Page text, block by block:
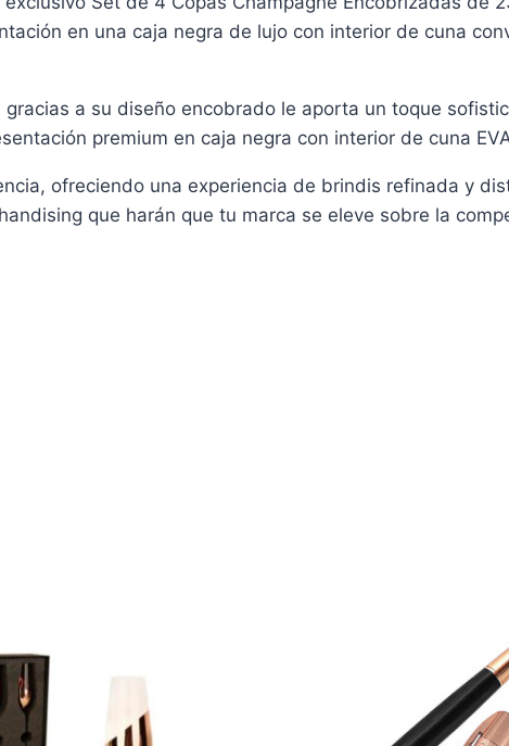
en una caja negra de lujo con interior de cuna
a su diseño encobrado le aporta un toque
premium en caja negra con interior de cuna
ofreciendo una experiencia de brindis refinada y
que harán que tu marca se eleve sobre la